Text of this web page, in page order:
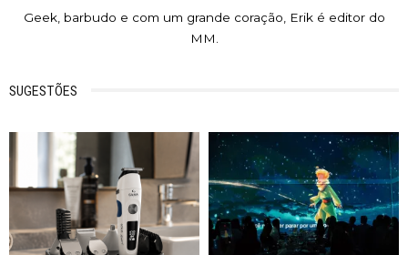
Geek, barbudo e com um grande coração, Erik é editor do
MM.
SUGESTÕES